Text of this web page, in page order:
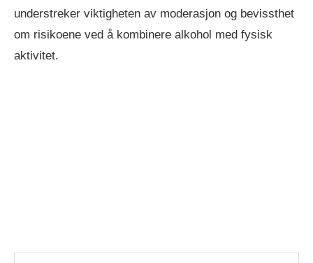
understreker viktigheten av moderasjon og bevissthet
om risikoene ved å kombinere alkohol med fysisk
aktivitet.